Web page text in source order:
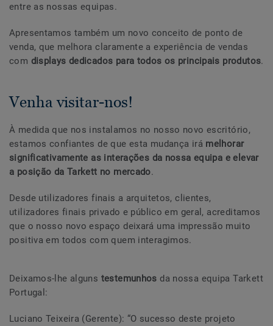
entre as nossas equipas.
Apresentamos também um novo conceito de ponto de
venda, que melhora claramente a experiência de vendas
com displays dedicados para todos os principais produtos.
Venha visitar-nos!
À medida que nos instalamos no nosso novo escritório,
estamos confiantes de que esta mudança irá melhorar
significativamente as interações da nossa equipa e elevar
a posição da Tarkett no mercado.
Desde utilizadores finais a arquitetos, clientes,
utilizadores finais privado e público em geral, acreditamos
que o nosso novo espaço deixará uma impressão muito
positiva em todos com quem interagimos.
Deixamos-lhe alguns testemunhos da nossa equipa Tarkett
Portugal:
Luciano Teixeira (Gerente): “O sucesso deste projeto